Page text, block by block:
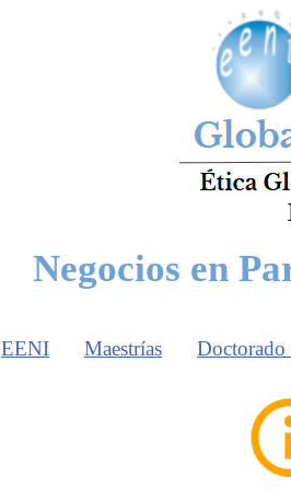
Negocios en
EENI Maestrías